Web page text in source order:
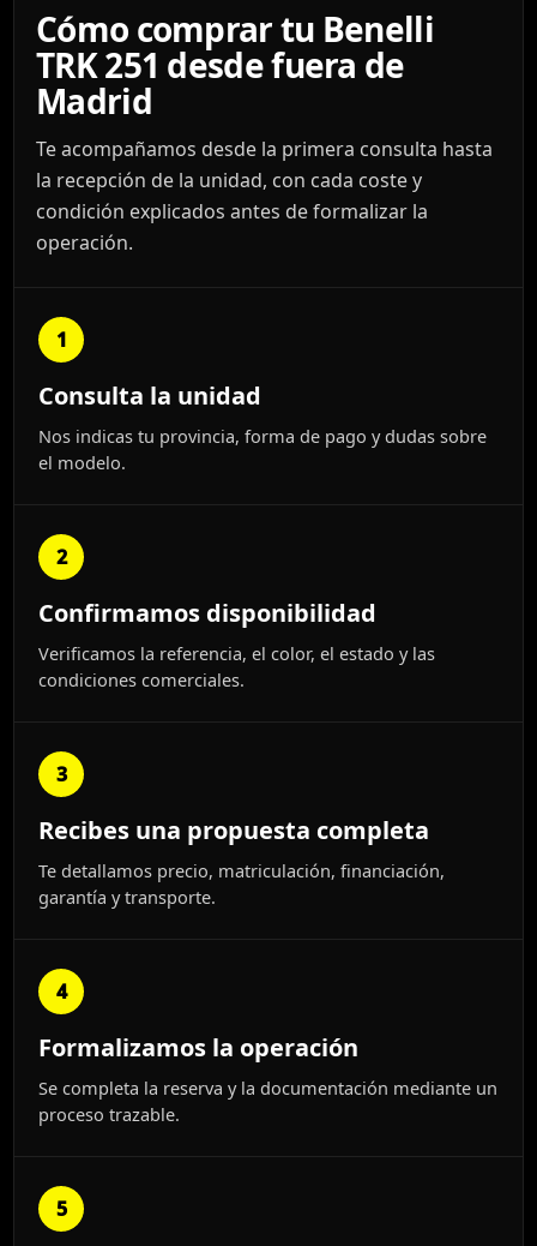
Cómo comprar tu Benelli
TRK 251 desde fuera de
Madrid
Te acompañamos desde la primera consulta hasta
la recepción de la unidad, con cada coste y
condición explicados antes de formalizar la
operación.
1
Consulta la unidad
Nos indicas tu provincia, forma de pago y dudas sobre
el modelo.
2
Confirmamos disponibilidad
Verificamos la referencia, el color, el estado y las
condiciones comerciales.
3
Recibes una propuesta completa
Te detallamos precio, matriculación, financiación,
garantía y transporte.
4
Formalizamos la operación
Se completa la reserva y la documentación mediante un
proceso trazable.
5